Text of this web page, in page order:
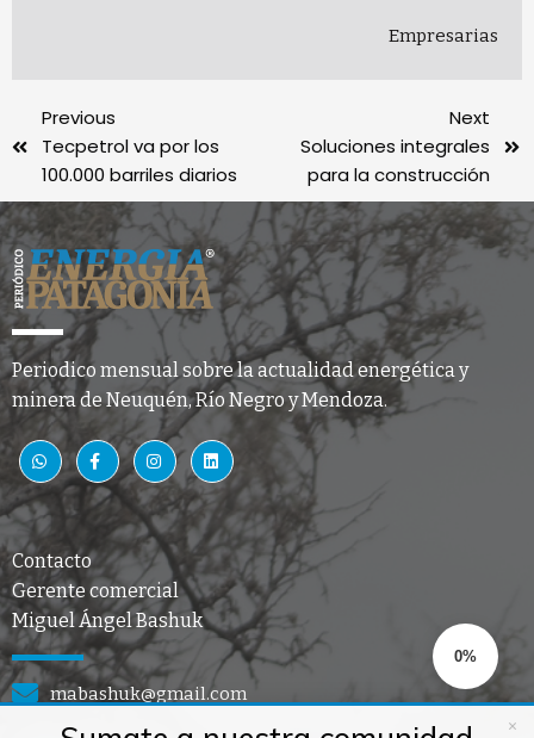
Empresarias
Previous
Tecpetrol va por los
100.000 barriles diarios
Next
Soluciones integrales
para la construcción
Periodico mensual sobre la actualidad energética y
minera de Neuquén, Río Negro y Mendoza.
Contacto
Gerente comercial
Miguel Ángel Bashuk
mabashuk@gmail.com
0%
×